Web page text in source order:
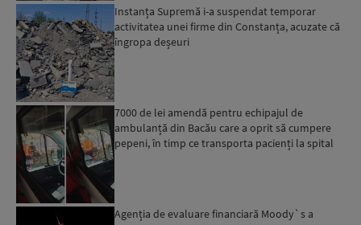
Instanța Supremă i-a suspendat temporar
activitatea unei firme din Constanța, acuzate că
îngropa deșeuri
7000 de lei amendă pentru echipajul de
ambulanță din Bacău care a oprit să cumpere
pepeni, în timp ce transporta pacienți la spital
Agenția de evaluare financiară Moody`s a